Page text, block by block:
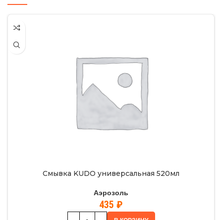
Смывка KUDO универсальная 520мл
Аэрозоль
435 ₽